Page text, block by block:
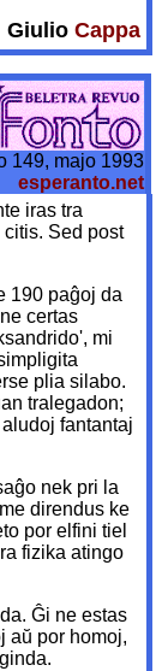
Giulio Cappa
149, majo 1993
esperanto.net
iras tra
Sed post
190 paĝoj da
certas
mi
plia silabo.
tralegadon;
fantantaj
nek pri la
direndus ke
por elfini tiel
fizika atingo
Ĝi ne estas
aŭ por homoj,